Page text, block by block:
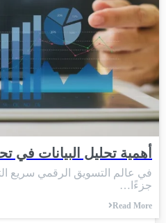
أهمية تحليل البيانات
في عالم التسويق الرقمي سريع
جزءًا…
Read More